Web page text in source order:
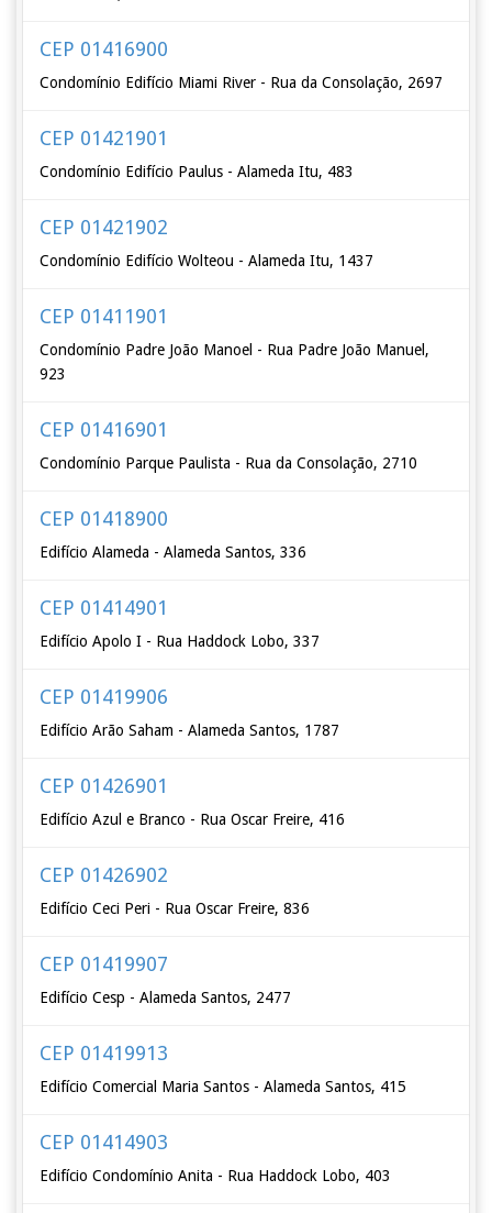
CEP 01416900
Condomínio Edifício Miami River - Rua da Consolação, 2697
CEP 01421901
Condomínio Edifício Paulus - Alameda Itu, 483
CEP 01421902
Condomínio Edifício Wolteou - Alameda Itu, 1437
CEP 01411901
Condomínio Padre João Manoel - Rua Padre João Manuel,
923
CEP 01416901
Condomínio Parque Paulista - Rua da Consolação, 2710
CEP 01418900
Edifício Alameda - Alameda Santos, 336
CEP 01414901
Edifício Apolo I - Rua Haddock Lobo, 337
CEP 01419906
Edifício Arão Saham - Alameda Santos, 1787
CEP 01426901
Edifício Azul e Branco - Rua Oscar Freire, 416
CEP 01426902
Edifício Ceci Peri - Rua Oscar Freire, 836
CEP 01419907
Edifício Cesp - Alameda Santos, 2477
CEP 01419913
Edifício Comercial Maria Santos - Alameda Santos, 415
CEP 01414903
Edifício Condomínio Anita - Rua Haddock Lobo, 403